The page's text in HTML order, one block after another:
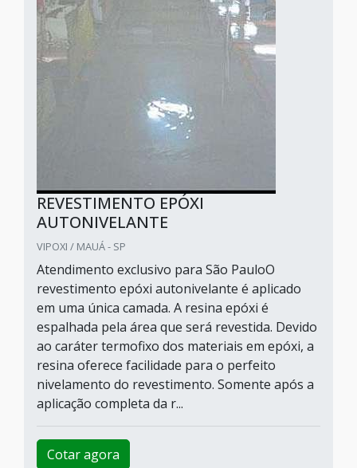
REVESTIMENTO EPÓXI
AUTONIVELANTE
VIPOXI / MAUÁ - SP
Atendimento exclusivo para São PauloO
revestimento epóxi autonivelante é aplicado
em uma única camada. A resina epóxi é
espalhada pela área que será revestida. Devido
ao caráter termofixo dos materiais em epóxi, a
resina oferece facilidade para o perfeito
nivelamento do revestimento. Somente após a
aplicação completa da r...
Cotar agora